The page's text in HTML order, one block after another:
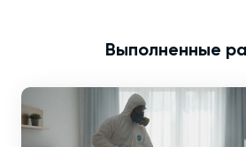
Выполненные